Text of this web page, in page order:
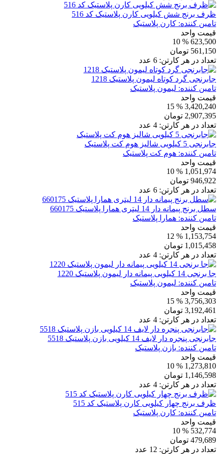
ظرف برنج شش کیلویی کارن پلاستیک کد 516
تامین کننده: کارن پلاستیک
قیمت واحد
623,500
% 10
561,150 تومان
تعداد در هر کارتن: 6 عدد
جابرنجی گرد کوتاه لیمون پلاستیک 1218
تامین کننده: لیمون پلاستیک
قیمت واحد
3,420,240
% 15
2,907,395 تومان
تعداد در هر کارتن: 4 عدد
جابرنجی 5 کیلویی شالیز هوم کت پلاستیک
تامین کننده: هوم کت پلاستیک
قیمت واحد
1,051,974
% 10
946,922 تومان
تعداد در هر کارتن: 6 عدد
سطل برنج پیمانه دار 14 لیتری همارا پلاستیک 660175
تامین کننده: همارا پلاستیک
قیمت واحد
1,153,754
% 12
1,015,458 تومان
تعداد در هر کارتن: 4 عدد
جا برنجی 14 کیلویی پیمانه دار لیمون پلاستیک 1220
تامین کننده: لیمون پلاستیک
قیمت واحد
3,756,303
% 15
3,192,461 تومان
تعداد در هر کارتن: 4 عدد
جابرنجی پنجره دار لایف 14 کیلویی بازن پلاستیک 5518
تامین کننده: بازن پلاستیک
قیمت واحد
1,273,810
% 10
1,146,598 تومان
تعداد در هر کارتن: 4 عدد
ظرف برنج چهار کیلویی کارن پلاستیک کد 515
تامین کننده: کارن پلاستیک
قیمت واحد
532,774
% 10
479,689 تومان
تعداد در هر کارتن: 12 عدد